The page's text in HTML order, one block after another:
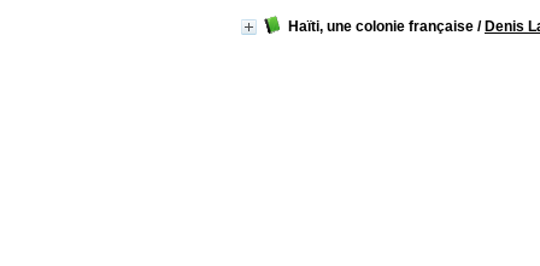
Haïti, une colonie française / Denis